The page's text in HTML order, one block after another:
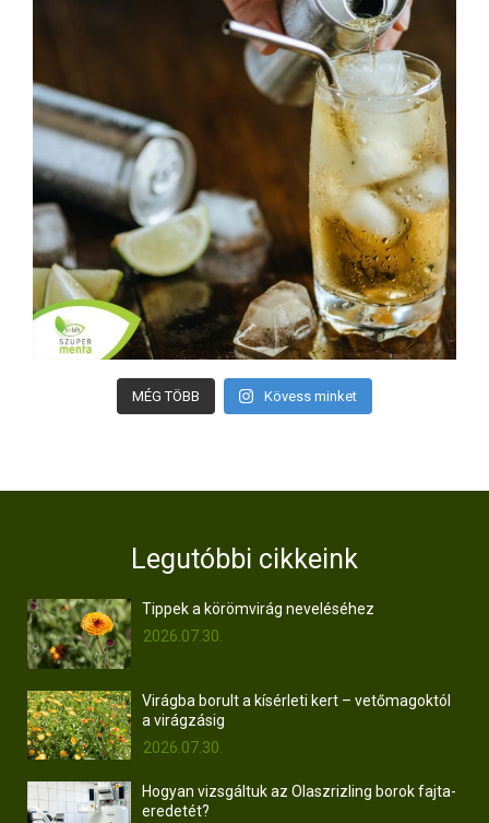
MÉG TÖBB Kövess minket
Legutóbbi cikkeink
Tippek a körömvirág neveléséhez
2026.07.30.
Virágba borult a kísérleti kert – vetőmagoktól
a virágzásig
2026.07.30.
Hogyan vizsgáltuk az Olaszrizling borok fajta-
eredetét?